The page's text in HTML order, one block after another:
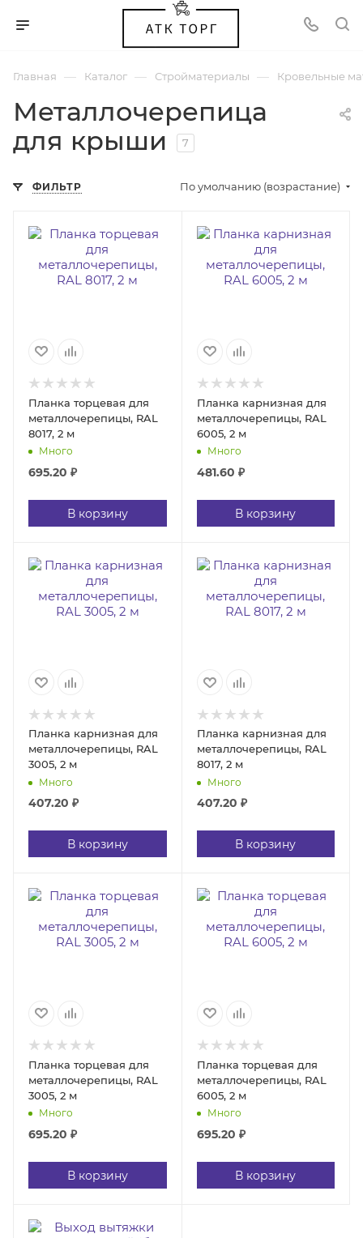
Главная — Каталог — Стройматериалы — Кровельные
Металлочерепица
для крыши
7
ФИЛЬТР По умолчанию (возрастание)
Планка торцевая для
металлочерепицы, RAL
8017, 2 м
Много
695.20 ₽
В корзину
Планка карнизная для
металлочерепицы, RAL
6005, 2 м
Много
481.60 ₽
В корзину
Планка карнизная для
металлочерепицы, RAL
3005, 2 м
Много
407.20 ₽
В корзину
Планка карнизная для
металлочерепицы, RAL
8017, 2 м
Много
407.20 ₽
В корзину
Планка торцевая для
металлочерепицы, RAL
3005, 2 м
Много
695.20 ₽
В корзину
Планка торцевая для
металлочерепицы, RAL
6005, 2 м
Много
695.20 ₽
В корзину